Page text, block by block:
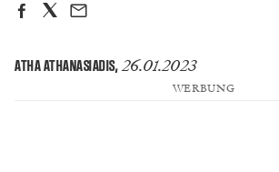
ATHA ATHANASIADIS, 26.01.2023
WERBUNG